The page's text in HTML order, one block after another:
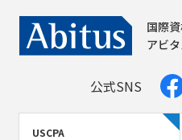
国際
アビ
公式SNS
USCPA